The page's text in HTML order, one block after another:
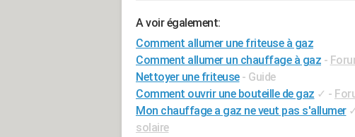
A voir également:
Comment allumer une friteuse à gaz
Comment allumer un chauffage à gaz -
Nettoyer une friteuse - Guide
Comment ouvrir une bouteille de gaz ✓ -
Mon chauffage a gaz ne veut pas s'allumer ✓
solaire